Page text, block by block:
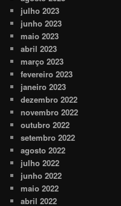
julho 2023
junho 2023
maio 2023
abril 2023
março 2023
fevereiro 2023
janeiro 2023
dezembro 2022
novembro 2022
outubro 2022
setembro 2022
agosto 2022
julho 2022
junho 2022
maio 2022
abril 2022